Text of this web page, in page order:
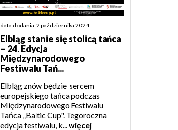
data dodania: 2 października 2024
Elbląg stanie się stolicą tańca
– 24. Edycja
Międzynarodowego
Festiwalu Tań...
Elbląg znów będzie sercem
europejskiego tańca podczas
Międzynarodowego Festiwalu
Tańca „Baltic Cup". Tegoroczna
edycja festiwalu, k... więcej